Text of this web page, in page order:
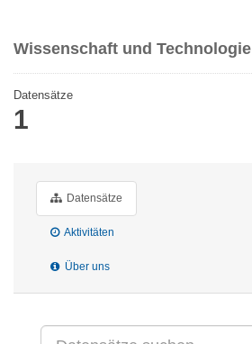
Wissenschaft und Technologie
Datensätze
1
Datensätze
Aktivitäten
Über uns